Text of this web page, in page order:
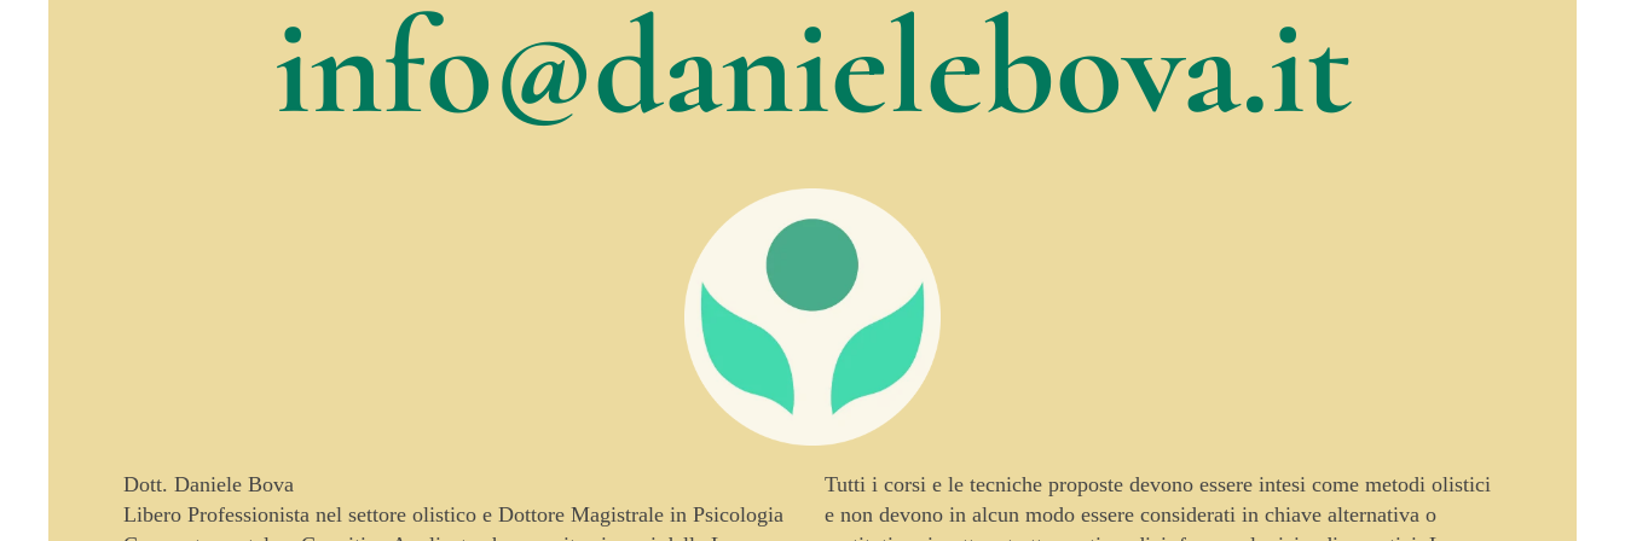
info@danielebova.it
Dott. Daniele Bova
Libero Professionista nel settore olistico e Dottore Magistrale in Psicologia
Tutti i corsi e le tecniche proposte devono essere intesi come metodi olistici
e non devono in alcun modo essere considerati in chiave alternativa o